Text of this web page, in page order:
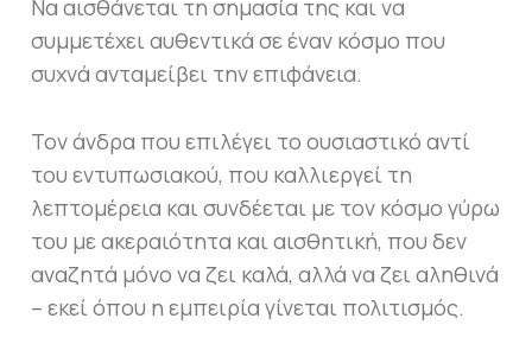
Να αισθάνεται τη σημασία της και να
συμμετέχει αυθεντικά σε έναν κόσμο που
συχνά ανταμείβει την επιφάνεια.
Τον άνδρα που επιλέγει το ουσιαστικό αντί
του εντυπωσιακού, που καλλιεργεί τη
λεπτομέρεια και συνδέεται με τον κόσμο γύρω
του με ακεραιότητα και αισθητική, που δεν
αναζητά μόνο να ζει καλά, αλλά να ζει αληθινά
– εκεί όπου η εμπειρία γίνεται πολιτισμός.